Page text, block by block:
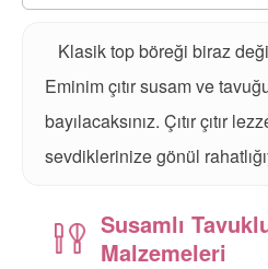
Klasik top böreği biraz
Eminim çıtır susam ve
bayılacaksınız. Çıtır çıtır
sevdiklerinize gönül
Susamlı
Malzemeleri